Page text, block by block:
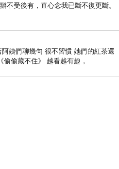
不受後有，直心念我已斷不復更斷。
姨們聊幾句 很不習慣 她們的紅茶還
偷藏不住》 越看越有趣，